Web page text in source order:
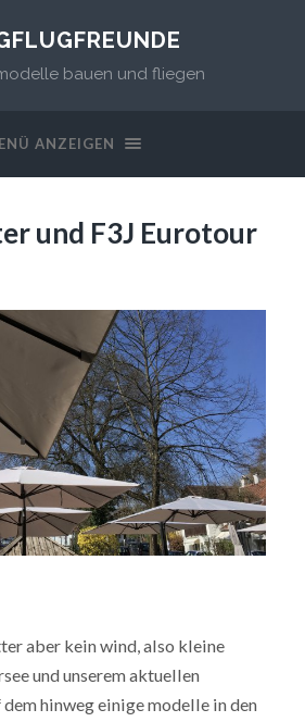
bauen und fliegen
ANZEIGEN
und F3J Eurotour
aber kein wind, also kleine
und unserem aktuellen
hinweg einige modelle in den